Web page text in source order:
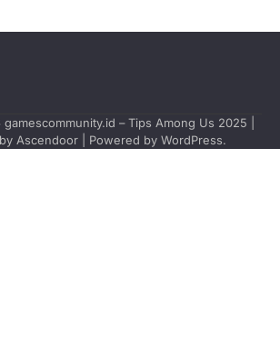
gamescommunity.id – Tips Among Us 2025
Ascendoor | Powered by WordPress.